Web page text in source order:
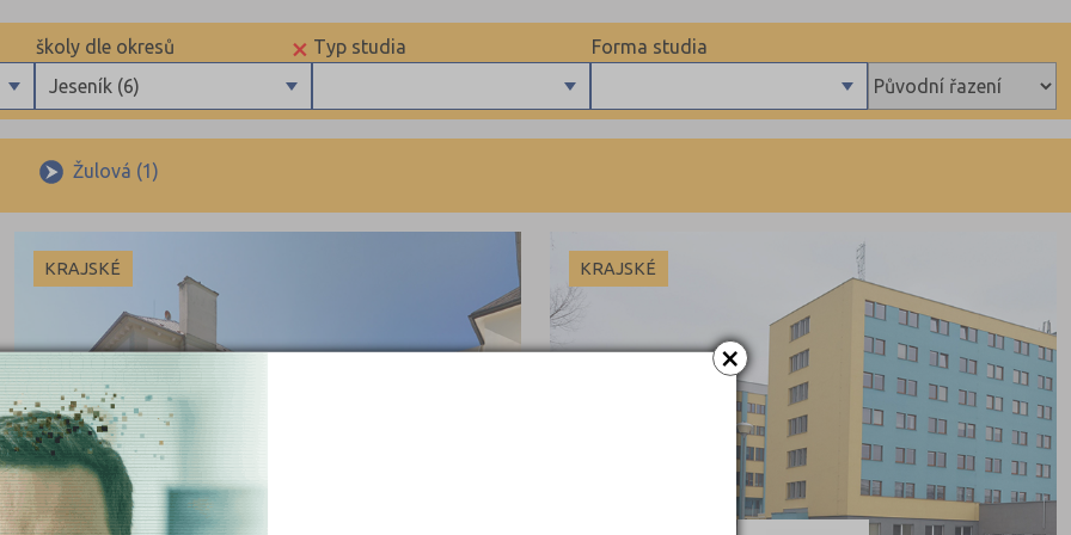
×
Forma studia
Typ studia
Bez výučního listu
×
Jeseník (6)
školy dle okresů
Beroun (11)
Blansko (13)
Brno-město (67)
Brno-venkov (15)
Bruntál (11)
Břeclav (12)
Česká Lípa (10)
České Budějovice (32)
Český Krumlov (5)
Žulová (1)
KRAJSKÉ KRAJSKÉ